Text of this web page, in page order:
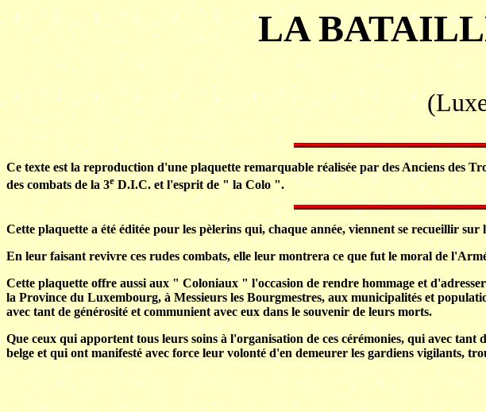
LA
Ce texte est la reproduction d'une plaquette remarquable réalisée par des Anciens des
des combats de la 3e D.I.C. et l'esprit de " la Colo ".
Cette plaquette a été éditée pour les pèlerins qui, chaque année, viennent se recueillir
En leur faisant revivre ces rudes combats, elle leur montrera ce que fut le moral de
Cette plaquette offre aussi aux " Coloniaux " l'occasion de rendre hommage et
la Province du Luxembourg, à Messieurs les Bourgmestres, aux municipalités et
avec tant de générosité et communient avec eux dans le souvenir de leurs morts.
Que ceux qui apportent tous leurs soins à l'organisation de ces cérémonies, qui avec
belge et qui ont manifesté avec force leur volonté d'en demeurer les gardiens vigilants,